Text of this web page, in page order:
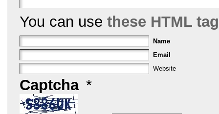
You can use these HTML
Name
Email
Website
Captcha *